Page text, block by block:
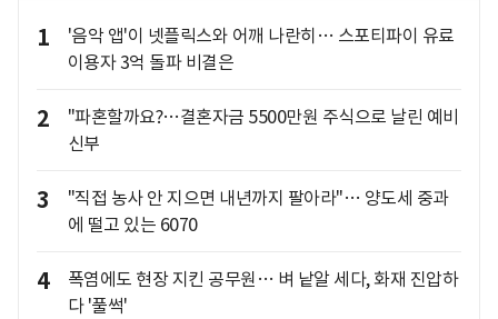
1
'음악 앱'이 넷플릭스와 어깨 나란히… 스포티파이 유료
이용자 3억 돌파 비결은
2
"파혼할까요?…결혼자금 5500만원 주식으로 날린 예비
신부
3
"직접 농사 안 지으면 내년까지 팔아라"… 양도세 중과
에 떨고 있는 6070
4
폭염에도 현장 지킨 공무원… 벼 낱알 세다, 화재 진압하
다 '풀썩'